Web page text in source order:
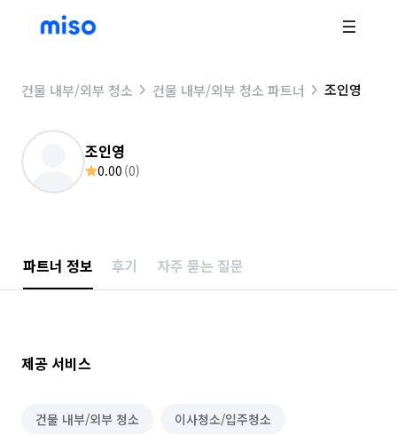
건물 내부/외부 청소 건물 내부/외부 청소 파트너 조인영
조인영
0.00 (0)
파트너 정보 후기 자주 묻는 질문
제공 서비스
건물 내부/외부 청소 이사청소/입주청소